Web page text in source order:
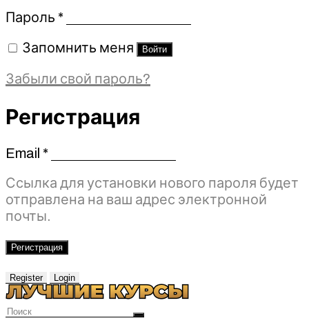
Пароль *Обязательно
Запомнить меня Войти
Забыли свой пароль?
Регистрация
Email *Обязательно
Ссылка для установки нового пароля будет
отправлена ​​на ваш адрес электронной
почты.
Регистрация
Register Login